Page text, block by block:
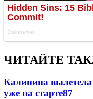
ЧИТАЙТЕ
Калинина
уже на старте87